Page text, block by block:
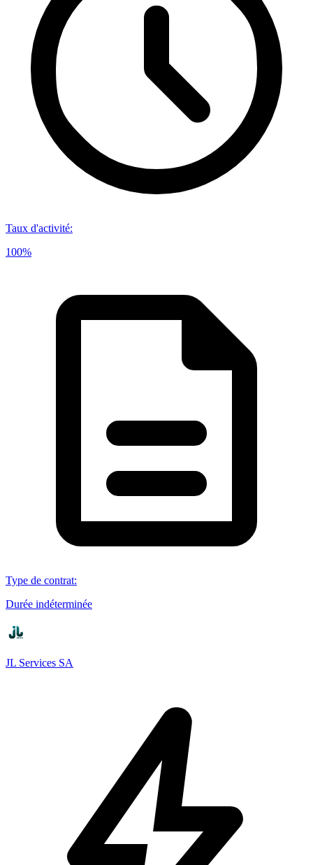
Taux d'activité:
100%
Type de contrat:
Durée indéterminée
JL Services SA